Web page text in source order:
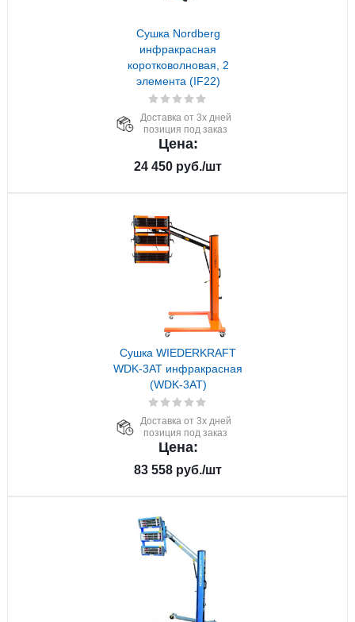
Сушка Nordberg
инфракрасная
коротковолновая, 2
элемента (IF22)
Доставка от 3х дней
позиция под заказ
Цена:
24 450 руб./шт
Сушка WIEDERKRAFT
WDK-3AT инфракрасная
(WDK-3AT)
Доставка от 3х дней
позиция под заказ
Цена:
83 558 руб./шт